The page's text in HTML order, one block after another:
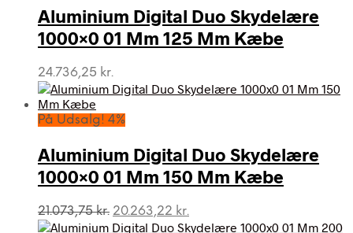
Aluminium Digital Duo Skydelære
1000×0 01 Mm 125 Mm Kæbe
24.736,25 kr.
På Udsalg! 4%
Aluminium Digital Duo Skydelære
1000×0 01 Mm 150 Mm Kæbe
21.073,75kr. Den
oprindelige
20.263,22 kr.
aktuelle